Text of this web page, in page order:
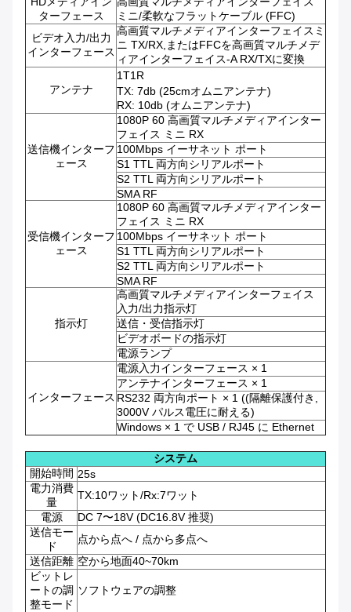
ターフェース
ミニ/柔軟なフラットケーブル (FFC)
ビデオ入力/出力
インターフェース
高画質マルチメディアインターフェイスミ
ニ TX/RX,またはFFCを高画質マルチメデ
ィアインターフェイス-A RX/TXに変換
アンテナ
1T1R
TX: 7db (25cmオムニアンテナ)
RX: 10db (オムニアンテナ)
送信機インターフ
ェース
1080P 60 高画質マルチメディアインター
フェイス ミニ RX
100Mbps イーサネット ポート
S1 TTL 両方向シリアルポート
S2 TTL 両方向シリアルポート
SMA RF
受信機インターフ
ェース
1080P 60 高画質マルチメディアインター
フェイス ミニ RX
100Mbps イーサネット ポート
S1 TTL 両方向シリアルポート
S2 TTL 両方向シリアルポート
SMA RF
指示灯
高画質マルチメディアインターフェイス
入力/出力指示灯
送信・受信指示灯
ビデオボードの指示灯
電源ランプ
インターフェース
電源入力インターフェース × 1
アンテナインターフェース × 1
RS232 両方向ポート × 1 ((隔離保護付き,
3000V パルス電圧に耐える)
Windows × 1 で USB / RJ45 に Ethernet
システム
開始時間 25s
電力消費
量
TX:10ワット/Rx:7ワット
電源
DC 7〜18V (DC16.8V 推奨)
送信モー
ド
点から点へ / 点から多点へ
送信距離 空から地面40~70km
ビットレ
ートの調
整モード
ソフトウェアの調整